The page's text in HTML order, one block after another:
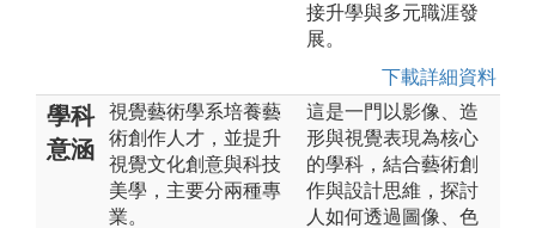
接升學與多元職涯發
展。
下載詳細資料
學科
意涵
視覺藝術學系培養藝
術創作人才，並提升
視覺文化創意與科技
美學，主要分兩種專
業。
這是一門以影像、造
形與視覺表現為核心
的學科，結合藝術創
作與設計思維，探討
人如何透過圖像、色